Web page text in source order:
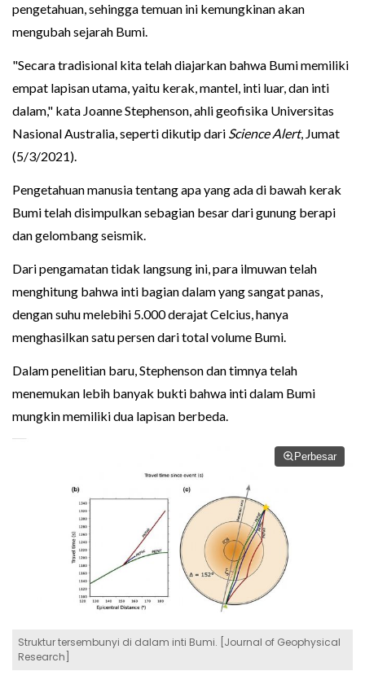
pengetahuan, sehingga temuan ini kemungkinan akan
mengubah sejarah Bumi.
"Secara tradisional kita telah diajarkan bahwa Bumi memiliki
empat lapisan utama, yaitu kerak, mantel, inti luar, dan inti
dalam," kata Joanne Stephenson, ahli geofisika Universitas
Nasional Australia, seperti dikutip dari Science Alert, Jumat
(5/3/2021).
Pengetahuan manusia tentang apa yang ada di bawah kerak
Bumi telah disimpulkan sebagian besar dari gunung berapi
dan gelombang seismik.
Dari pengamatan tidak langsung ini, para ilmuwan telah
menghitung bahwa inti bagian dalam yang sangat panas,
dengan suhu melebihi 5.000 derajat Celcius, hanya
menghasilkan satu persen dari total volume Bumi.
Dalam penelitian baru, Stephenson dan timnya telah
menemukan lebih banyak bukti bahwa inti dalam Bumi
mungkin memiliki dua lapisan berbeda.
Perbesar
Struktur tersembunyi di dalam inti Bumi. [Journal of Geophysical
Research]